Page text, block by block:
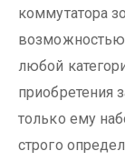
коммутатора
возможностью
любой
приобретения
только ему
строго